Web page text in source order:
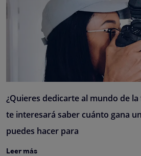
¿Quieres dedicarte al mundo de
te interesará saber cuánto gana
puedes hacer para
Leer más